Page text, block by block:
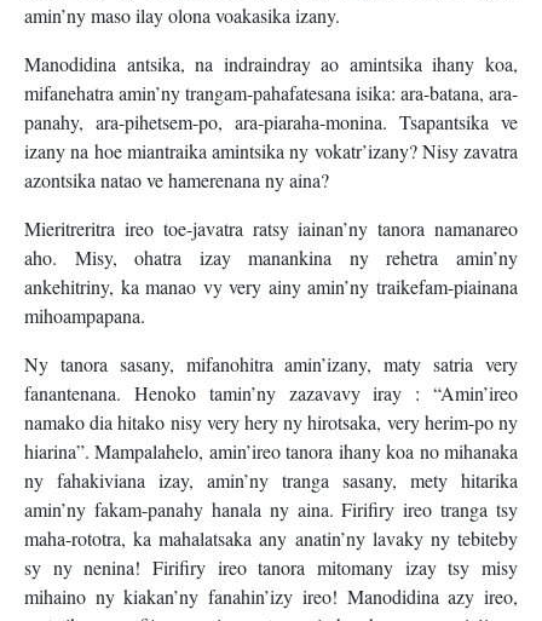
amin’ny maso ilay olona voakasika izany.
Manodidina antsika, na indraindray ao amintsika ihany koa,
mifanehatra amin’ny trangam-pahafatesana isika: ara-batana, ara-
panahy, ara-pihetsem-po, ara-piaraha-monina. Tsapantsika ve
izany na hoe miantraika amintsika ny vokatr’izany? Nisy zavatra
azontsika natao ve hamerenana ny aina?
Mieritreritra ireo toe-javatra ratsy iainan’ny tanora namanareo
aho. Misy, ohatra izay manankina ny rehetra amin’ny
ankehitriny, ka manao vy very ainy amin’ny traikefam-piainana
mihoampapana.
Ny tanora sasany, mifanohitra amin’izany, maty satria very
fanantenana. Henoko tamin’ny zazavavy iray : “Amin’ireo
namako dia hitako nisy very hery ny hirotsaka, very herim-po ny
hiarina”. Mampalahelo, amin’ireo tanora ihany koa no mihanaka
ny fahakiviana izay, amin’ny tranga sasany, mety hitarika
amin’ny fakam-panahy hanala ny aina. Firifiry ireo tranga tsy
maha-rototra, ka mahalatsaka any anatin’ny lavaky ny tebiteby
sy ny nenina! Firifiry ireo tanora mitomany izay tsy misy
mihaino ny kiakan’ny fanahin’izy ireo! Manodidina azy ireo,